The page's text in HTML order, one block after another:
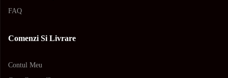
FAQ
Comenzi Si Livrare
Contul Meu